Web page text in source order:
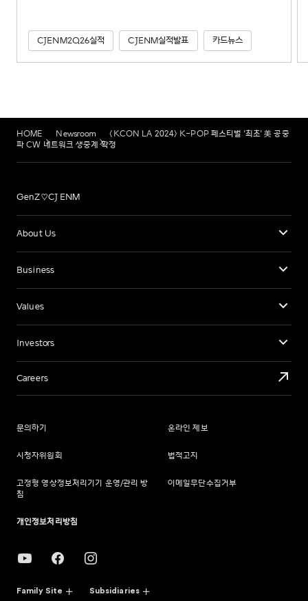
CJENM2Q26실적 CJENM실적발표 카드뉴스
HOME Newsroom
<KCON LA 2024> K-POP 페스티벌 '최초' 美 공중
파 CW 네트워크 생중계 확정
GenZ♡CJ ENM
About Us
Business
Values
Investors
Careers
문의하기 온라인 제보
시청자위원회 법적고지
고정형 영상정보처리기기 운영/관리 방
침
이메일무단수집거부
개인정보처리방침
Family Site Subsidiaries